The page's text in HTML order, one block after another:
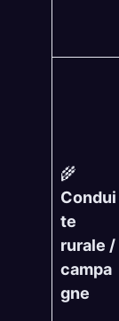
🌾
Condui
te
rurale /
campa
gne